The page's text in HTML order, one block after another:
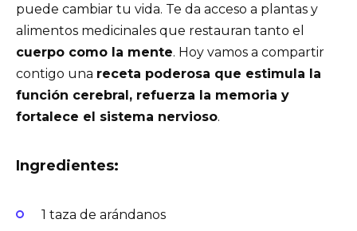
puede cambiar tu vida. Te da acceso a plantas y
alimentos medicinales que restauran tanto el
cuerpo como la mente. Hoy vamos a compartir
contigo una receta poderosa que estimula la
función cerebral, refuerza la memoria y
fortalece el sistema nervioso.
Ingredientes:
1 taza de arándanos